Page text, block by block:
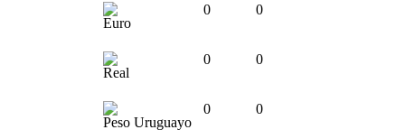
Euro
0 0
Real
0 0
Peso Uruguayo
0 0